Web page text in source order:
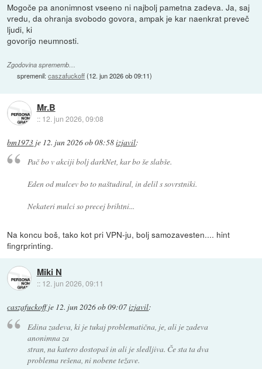
Mogoče pa anonimnost vseeno ni najbolj pametna zadeva. Ja, saj
vredu, da ohranja svobodo govora, ampak je kar naenkrat preveč
ljudi, ki
govorijo neumnosti.
Zgodovina sprememb…
spremenil:caszafuckoff(12. jun 2026 ob 09:11)
Mr.B
:: 12. jun 2026, 09:08
bm1973 je 12. jun 2026 ob 08:58izjavil:
Pač bo v akciji bolj darkNet, kar bo še slabše.
Eden od mulcev bo to naštudiral, in delil s sovrstniki.
Nekateri mulci so precej brihtni...
Na koncu boš, tako kot pri VPN-ju, bolj samozavesten.... hint
fingrprinting.
Miki N
:: 12. jun 2026, 09:11
caszafuckoffje 12. jun 2026 ob 09:07izjavil:
Edina zadeva, ki je tukaj problematična, je, ali je zadeva
anonimna za
stran, na katero dostopaš in ali je sledljiva. Če sta ta dva
problema rešena, ni nobene težave.